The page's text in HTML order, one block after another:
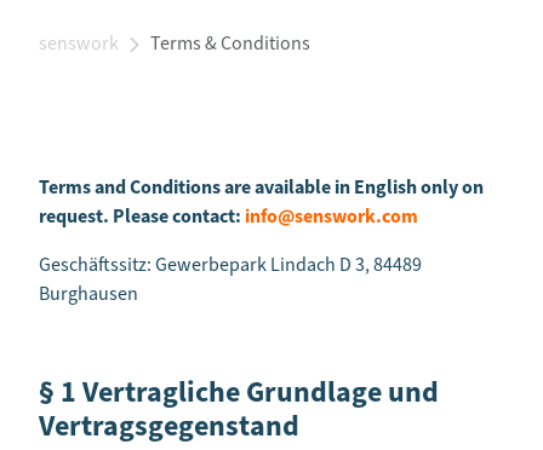
senswork Terms & Conditions
Terms and Conditions are available in English only on
request. Please contact: info@senswork.com
Geschäftssitz: Gewerbepark Lindach D 3, 84489
Burghausen
§ 1 Vertragliche Grundlage und
Vertragsgegenstand